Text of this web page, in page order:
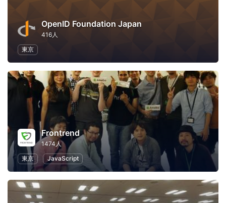
OpenID Foundation Japan
416人
東京
Frontrend
1474人
東京
JavaScript